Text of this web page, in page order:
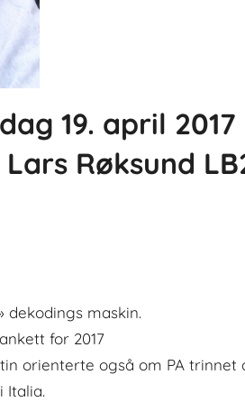
19. april 2017
Røksund
dekodings maskin.
for 2017
orienterte også om PA trinnet
Italia.